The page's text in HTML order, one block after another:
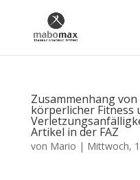
Zusammenhang
körperlicher Fitness
Artikel in der FAZ
von Mario | Mittwoch,